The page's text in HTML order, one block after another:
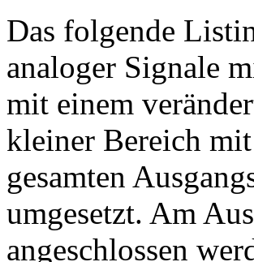
Das folgende
analoger Signale
mit einem
kleiner Bereich
gesamten
umgesetzt. Am
angeschlossen